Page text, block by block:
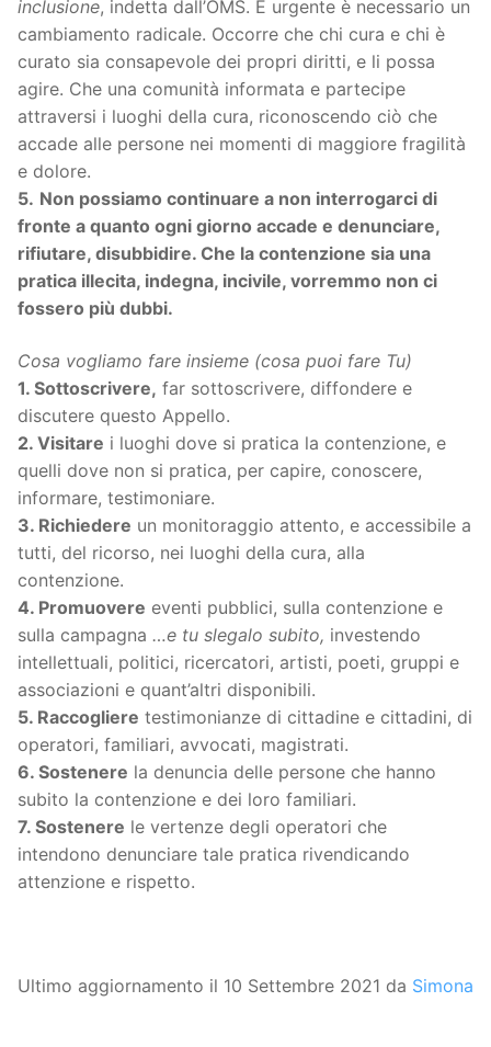
inclusione, indetta dall’OMS. È urgente è necessario un
cambiamento radicale. Occorre che chi cura e chi è
curato sia consapevole dei propri diritti, e li possa
agire. Che una comunità informata e partecipe
attraversi i luoghi della cura, riconoscendo ciò che
accade alle persone nei momenti di maggiore fragilità
e dolore.
5. Non possiamo continuare a non interrogarci di
fronte a quanto ogni giorno accade e denunciare,
rifiutare, disubbidire. Che la contenzione sia una
pratica illecita, indegna, incivile, vorremmo non ci
fossero più dubbi.
Cosa vogliamo fare insieme (cosa puoi fare Tu)
1. Sottoscrivere, far sottoscrivere, diffondere e
discutere questo Appello.
2. Visitare i luoghi dove si pratica la contenzione, e
quelli dove non si pratica, per capire, conoscere,
informare, testimoniare.
3. Richiedere un monitoraggio attento, e accessibile a
tutti, del ricorso, nei luoghi della cura, alla
contenzione.
4. Promuovere eventi pubblici, sulla contenzione e
sulla campagna …e tu slegalo subito, investendo
intellettuali, politici, ricercatori, artisti, poeti, gruppi e
associazioni e quant’altri disponibili.
5. Raccogliere testimonianze di cittadine e cittadini, di
operatori, familiari, avvocati, magistrati.
6. Sostenere la denuncia delle persone che hanno
subito la contenzione e dei loro familiari.
7. Sostenere le vertenze degli operatori che
intendono denunciare tale pratica rivendicando
attenzione e rispetto.
Ultimo aggiornamento il 10 Settembre 2021 da Simona